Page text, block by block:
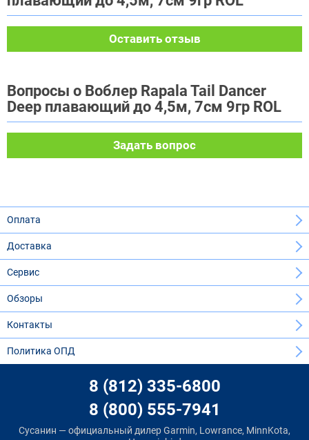
Оставить отзыв
Вопросы о Воблер Rapala Tail Dancer
Deep плавающий до 4,5м, 7см 9гр ROL
Задать вопрос
Оплата
Доставка
Сервис
Обзоры
Контакты
Политика ОПД
8 (812) 335-6800
8 (800) 555-7941
Сусанин — официальный дилер Garmin, Lowrance, MinnKota,